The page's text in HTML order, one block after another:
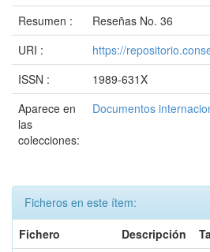
Resumen :
Reseñas No. 36
URI :
https://
ISSN :
1989-631X
Aparece en
las
colecciones:
Documentos
Ficheros en este ítem:
Fichero
Descripción